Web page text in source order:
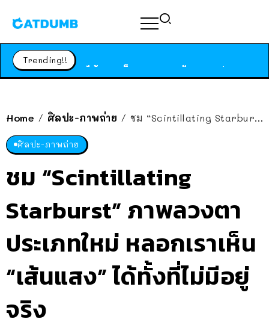
Trending!!
Home / ศิลปะ-ภาพถ่าย / ชม “Scintillating Starburst” ภาพลวงตาประเภทใหม่ หลอกเราเห็น “เส้นแสง” ได้ทั้งที่ไม่มีอยู่จริง
ศิลปะ-ภาพถ่าย
ชม “Scintillating
Starburst” ภาพลวงตา
ประเภทใหม่ หลอกเราเห็น
“เส้นแสง” ได้ทั้งที่ไม่มีอยู่
จริง